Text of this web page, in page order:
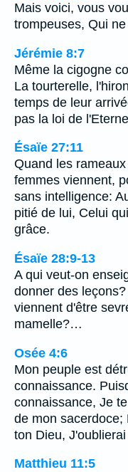
Mais voici, vous
trompeuses, Qui
Jérémie 8:7
Même la cigogne
La tourterelle,
temps de leur
pas la loi de
Ésaïe 27:11
Quand les
femmes viennent,
sans intelligence:
pitié de lui, Celui
grâce.
Ésaïe 28:9-13
A qui veut-on
donner des
viennent d'être
mamelle?…
Osée 4:6
Mon peuple est
connaissance.
connaissance, Je
de mon sacerdoce;
ton Dieu,
Matthieu 11:5